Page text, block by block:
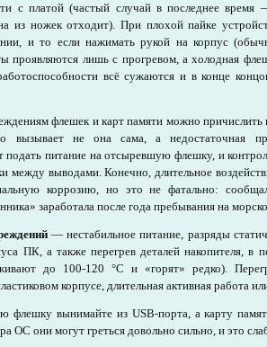
с платой (частый случай в последнее время
из ножек отходит). При плохой пайке
и то если нажимать рукой на корпус
проявляются лишь с прогревом, а холодная
всё сужаются и в конце
флешек и карт памяти можно
вызывает не она сама, а недостаточная
подать питание на отсыревшую флешку, и
между выводами. Конечно, длительное
коррозию, но это не фатально:
заработала после года пребывания на
— нестабильное питание, разряды
ПК, а также перегрев деталей накопителя, в
до 100-120 °C и «горят» редко).
корпусе, длительная активная работа
флешку вынимайте из USB-порта, а карту
ОС они могут греться довольно сильно, и это